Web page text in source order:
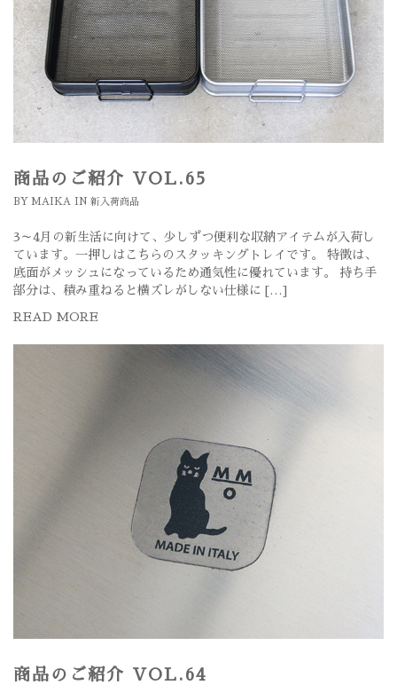
商品のご紹介 VOL.65
BY MAIKA IN 新入荷商品
3～4月の新生活に向けて、少しずつ便利な収納アイテムが入荷し
ています。一押しはこちらのスタッキングトレイです。 特徴は、
底面がメッシュになっているため通気性に優れています。 持ち手
部分は、積み重ねると横ズレがしない仕様に […]
READ MORE
商品のご紹介 VOL.64